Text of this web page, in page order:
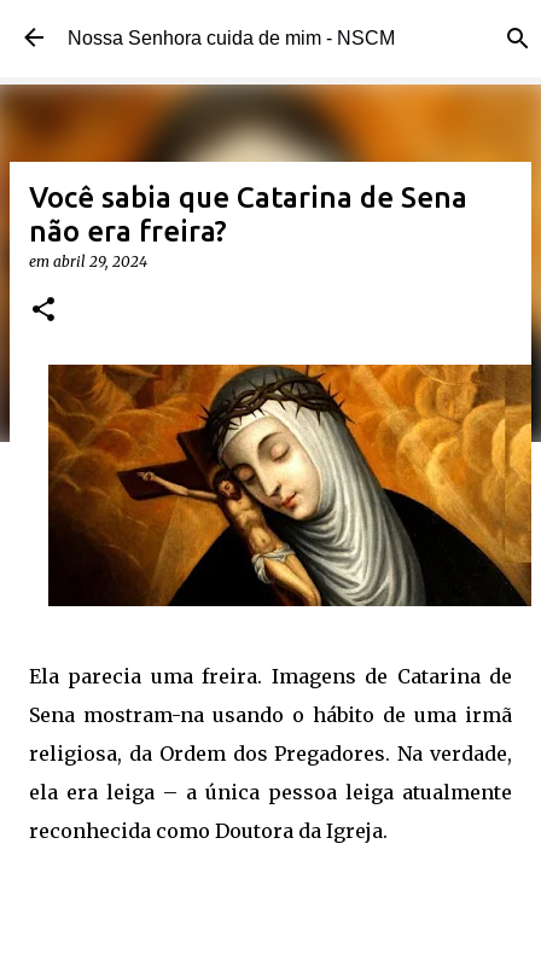
Pular para o conteúdo principal
Nossa Senhora cuida de mim - NSCM
Você sabia que Catarina de Sena
não era freira?
em abril 29, 2024
Ela parecia uma freira. Imagens de Catarina de
Sena mostram-na usando o hábito de uma irmã
religiosa, da Ordem dos Pregadores. Na verdade,
ela era leiga – a única pessoa leiga atualmente
reconhecida como Doutora da Igreja.